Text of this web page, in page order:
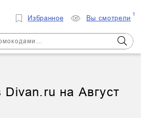
на Август
Избранное Вы смотрели
1